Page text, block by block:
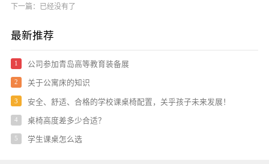
下一篇：已经没有了
最新推荐
1 公司参加青岛高等教育装备展
2 关于公寓床的知识
3 安全、舒适、合格的学校课桌椅配置，关乎孩子未来发展！
4 桌椅高度差多少合适？
5 学生课桌怎么选